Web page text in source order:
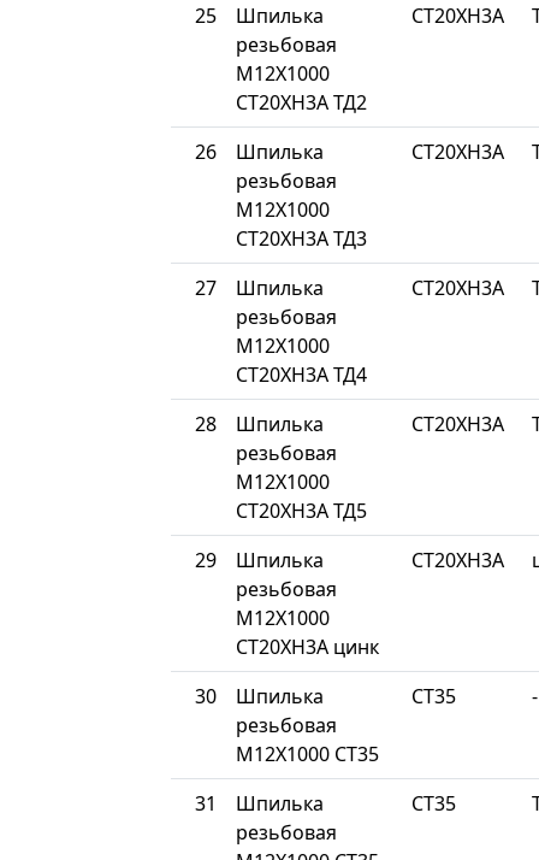
25
Шпилька
резьбовая
М12Х1000
СТ20ХН3А ТД2
СТ20ХН3А
26
Шпилька
резьбовая
М12Х1000
СТ20ХН3А ТД3
СТ20ХН3А
27
Шпилька
резьбовая
М12Х1000
СТ20ХН3А ТД4
СТ20ХН3А
28
Шпилька
резьбовая
М12Х1000
СТ20ХН3А ТД5
СТ20ХН3А
29
Шпилька
резьбовая
М12Х1000
СТ20ХН3А цинк
СТ20ХН3А
30
Шпилька
резьбовая
М12Х1000 СТ35
СТ35 -
31
Шпилька
резьбовая
СТ35